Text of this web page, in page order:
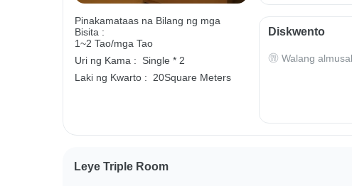
Pinakamataas na Bilang ng mga
Bisita :
1~2 Tao/mga Tao
Uri ng Kama :
Single * 2
Laki ng Kwarto :
20Square Meters
Diskwento
Walang almusal
Leye Triple Room